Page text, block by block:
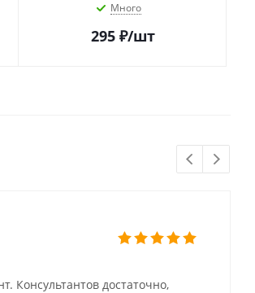
Много
295₽/шт
Консультантов достаточно,